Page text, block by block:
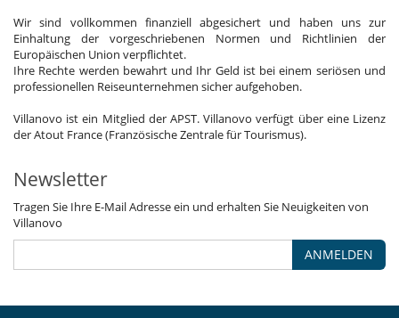
Wir sind vollkommen finanziell abgesichert und haben uns zur
Einhaltung der vorgeschriebenen Normen und Richtlinien der
Europäischen Union verpflichtet.
Ihre Rechte werden bewahrt und Ihr Geld ist bei einem seriösen und
professionellen Reiseunternehmen sicher aufgehoben.
Villanovo ist ein Mitglied der APST. Villanovo verfügt über eine Lizenz
der Atout France (Französische Zentrale für Tourismus).
Newsletter
Tragen Sie Ihre E-Mail Adresse ein und erhalten Sie Neuigkeiten von
Villanovo
ANMELDEN